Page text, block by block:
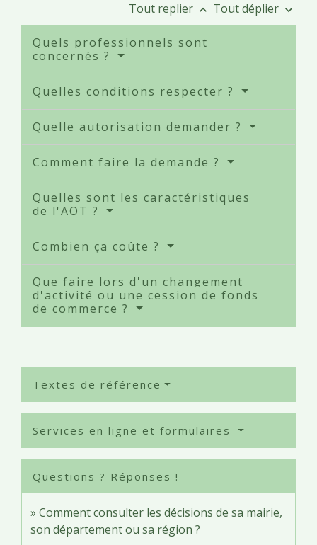
Tout replier keyboard_arrow_up Tout déplier keyboard_arrow_down
Quels professionnels sont
concernés ?
Quelles conditions respecter ?
Quelle autorisation demander ?
Comment faire la demande ?
Quelles sont les caractéristiques
de l'AOT ?
Combien ça coûte ?
Que faire lors d'un changement
d'activité ou une cession de fonds
de commerce ?
Textes de référence
Services en ligne et formulaires
Questions ? Réponses !
Comment consulter les décisions de sa mairie,
son département ou sa région ?